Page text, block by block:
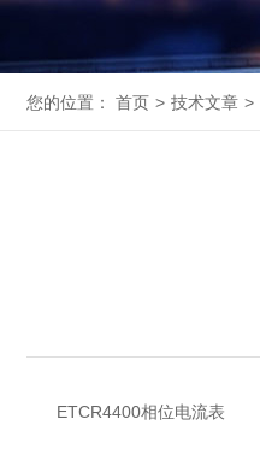
您的位置： 首页 > 技术文章 >
ETCR4400相位电流表